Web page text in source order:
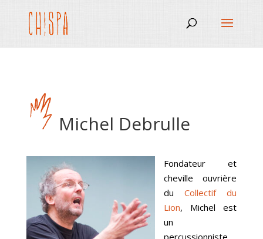
Michel Debrulle
Fondateur et
cheville ouvrière
du Collectif du
Lion, Michel est
un
percussionniste